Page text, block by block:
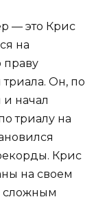
— это Крис
на
праву
Он, по
начал
триалу на
Крис
на своем
сложным